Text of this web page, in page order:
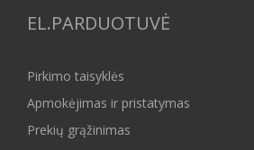
EL.PARDUOTUVĖ
Pirkimo taisyklės
Apmokėjimas ir pristatymas
Prekių grąžinimas